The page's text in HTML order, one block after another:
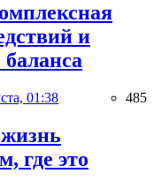
и
баланса
01:38 485
где это